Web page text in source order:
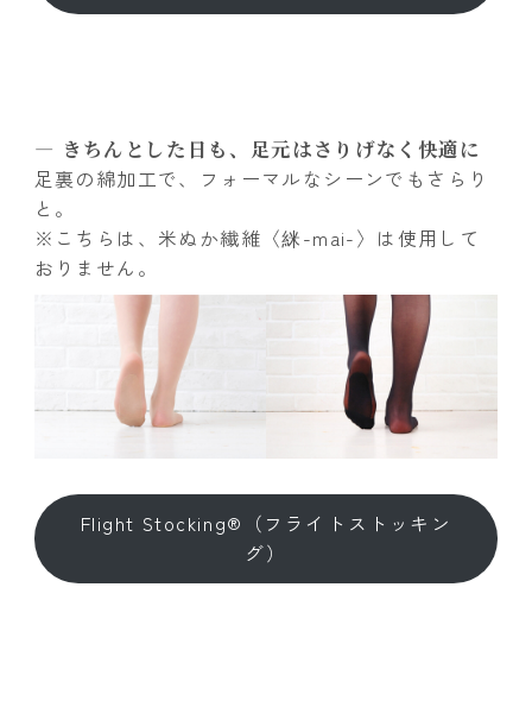
― きちんとした日も、足元はさりげなく快適に
足裏の綿加工で、フォーマルなシーンでもさらり
と。
※こちらは、米ぬか繊維〈䋛-mai-〉は使用して
おりません。
Flight Stocking®（フライトストッキン
グ）